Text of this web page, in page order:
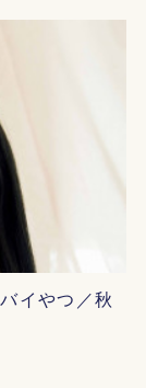
イやつ／秋